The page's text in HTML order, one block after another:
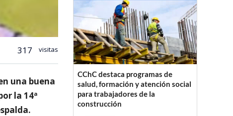
317 visitas
una buena
la 14ª
CChC destaca programas de
salud, formación y atención social
para trabajadores de la
construcción